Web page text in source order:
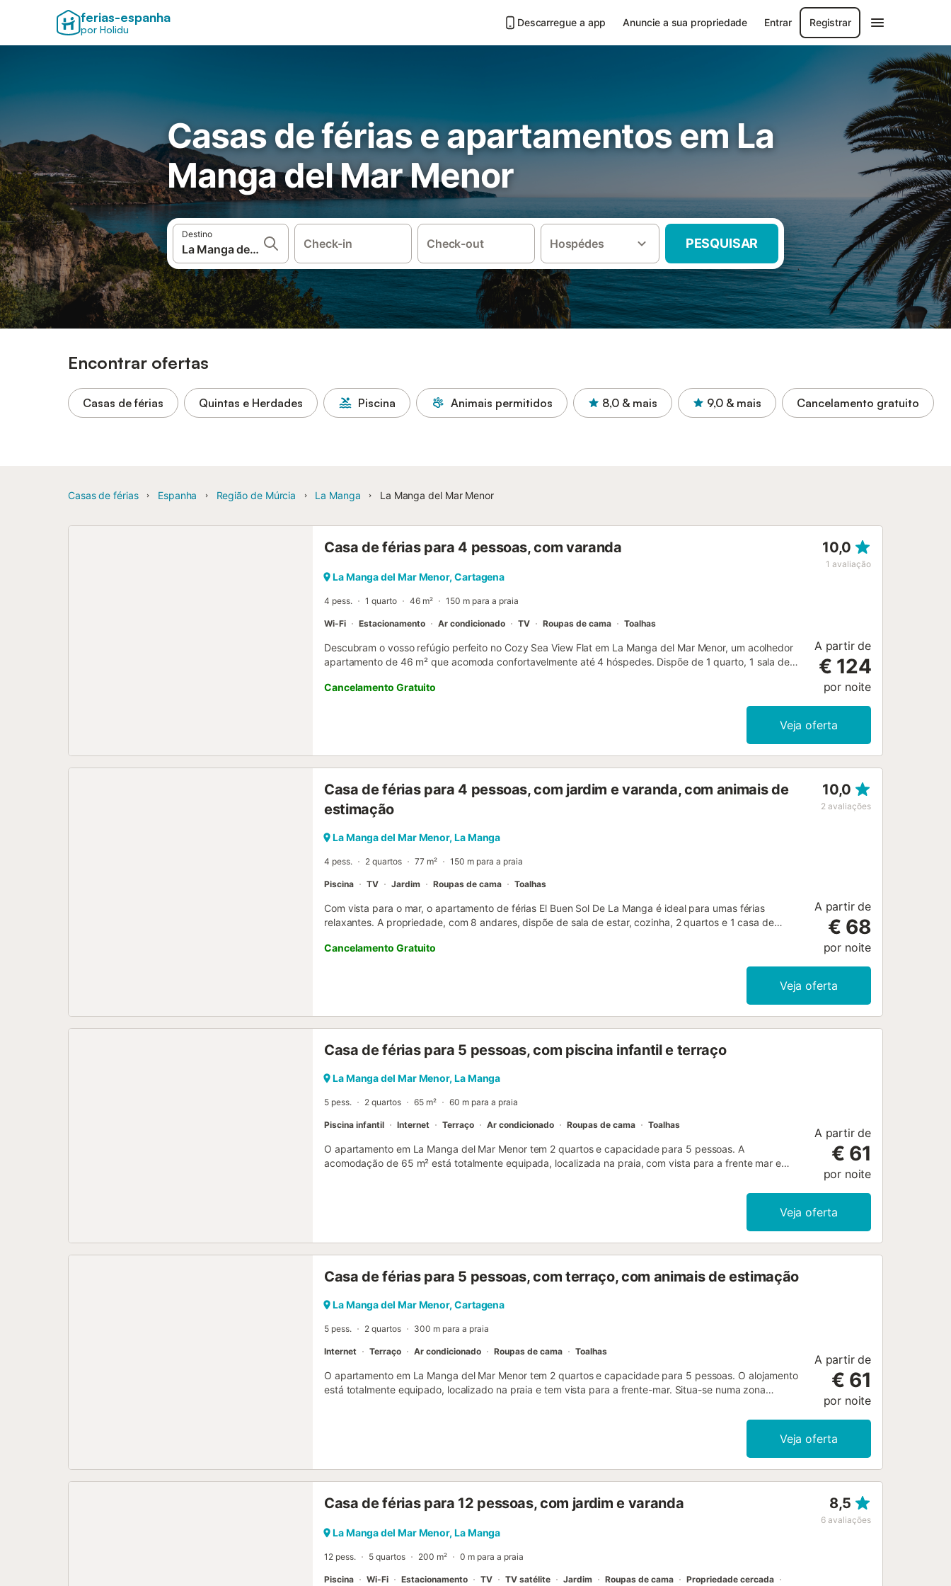
ferias-espanha
por Holidu
Descarregue a app Anuncie a sua propriedade Entrar Registrar
Casas de férias e apartamentos em La
Manga del Mar Menor
Destino
Check-in Check-out Hospédes PESQUISAR
Encontrar ofertas
Casas de férias Quintas e Herdades Piscina Animais permitidos 8,0 & mais 9,0 & mais Cancelamento gratuito
Casas de férias Espanha Região de Múrcia La Manga La Manga del Mar Menor
Casa de férias para 4 pessoas, com varanda 10,0
1 avaliação
La Manga del Mar Menor, Cartagena
4 pess. 1 quarto 46 m² 150 m para a praia
Wi-Fi Estacionamento Ar condicionado TV Roupas de cama Toalhas
Descubram o vosso refúgio perfeito no Cozy Sea View Flat em La Manga del Mar Menor, um acolhedor
apartamento de 46 m² que acomoda confortavelmente até 4 hóspedes. Dispõe de 1 quarto, 1 sala de
televisão e Wi-Fi para garantir uma estadia confortável. Desfrutem de belas vistas para o mar a partir da
varanda privada. A localização privilegiada, próxima da praia, permite-vos aceder facilmente ao sol e ao
comodidade. Podem trazer 1 animal de estimação convosco. Por favor, notem que não são permitidos
Cancelamento Gratuito
A partir de
€ 124
por noite
Veja oferta
Casa de férias para 4 pessoas, com jardim e varanda, com animais de
estimação
10,0
2 avaliações
La Manga del Mar Menor, La Manga
4 pess. 2 quartos 77 m² 150 m para a praia
Piscina TV Jardim Roupas de cama Toalhas
Com vista para o mar, o apartamento de férias El Buen Sol De La Manga é ideal para umas férias
relaxantes. A propriedade, com 8 andares, dispõe de sala de estar, cozinha, 2 quartos e 1 casa de
mês e disponível mediante taxa adicional para estadias mais curtas. Este alojamento não tem ar
condicionado. O edifício possui elevador. O apartamento oferece espaço exterior privado com jardim,
terraço coberto, varanda e duche exterior para vosso usufruto. Podem ainda desfrutar de área exterior
partilhada com piscina e duche exterior. A propriedade situa-se junto à praia, a uma curta distância a pé
de transportes públicos e a 15 minutos a pé de um campo de ténis. Há estacionamento gratuito na rua.
Cancelamento Gratuito
A partir de
€ 68
por noite
Veja oferta
Casa de férias para 5 pessoas, com piscina infantil e terraço
La Manga del Mar Menor, La Manga
5 pess. 2 quartos 65 m² 60 m para a praia
Piscina infantil Internet Terraço Ar condicionado Roupas de cama Toalhas
O apartamento em La Manga del Mar Menor tem 2 quartos e capacidade para 5 pessoas. A
acomodação de 65 m² está totalmente equipada, localizada na praia, com vista para a frente mar e
os seguintes itens: elevador, mobiliário de jardim, terraço, máquina de lavar roupa, ferro de engomar,
equipada com frigorífico, micro-ondas, forno, congelador, loiça/talheres, utensílios de cozinha, máquina
A partir de
€ 61
por noite
Veja oferta
Casa de férias para 5 pessoas, com terraço, com animais de estimação
La Manga del Mar Menor, Cartagena
5 pess. 2 quartos 300 m para a praia
Internet Terraço Ar condicionado Roupas de cama Toalhas
O apartamento em La Manga del Mar Menor tem 2 quartos e capacidade para 5 pessoas. O alojamento
está totalmente equipado, localizado na praia e tem vista para a frente-mar. Situa-se numa zona
jardim, terraço, máquina de lavar roupa, ferro de engomar, internet (Wi-Fi), bomba de calor, ar
condicionado, piscina comum+infantil, TV. A cozinha em plano aberto está equipada com frigorífico,
micro-ondas, forno, congelador, louça/talheres, utensílios de cozinha, máquina de café e torradeira....
A partir de
€ 61
por noite
Veja oferta
Casa de férias para 12 pessoas, com jardim e varanda 8,5
6 avaliações
La Manga del Mar Menor, La Manga
12 pess. 5 quartos 200 m² 0 m para a praia
Piscina Wi-Fi Estacionamento TV TV satélite Jardim Roupas de cama
Propriedade cercada